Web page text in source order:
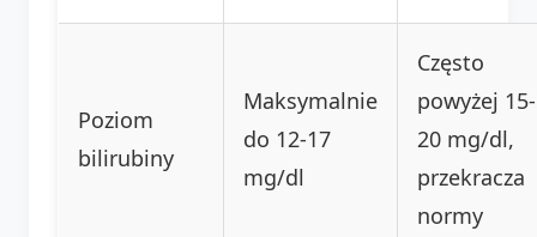
Poziom
bilirubiny
Maksymalnie
do 12-17
mg/dl
Często
powyżej 15-
20 mg/dl,
przekracza
normy